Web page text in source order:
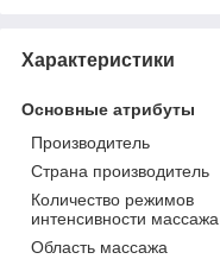
Характеристики
Основные атрибуты
Производитель
Страна производитель
Количество режимов
интенсивности массажа
Область массажа